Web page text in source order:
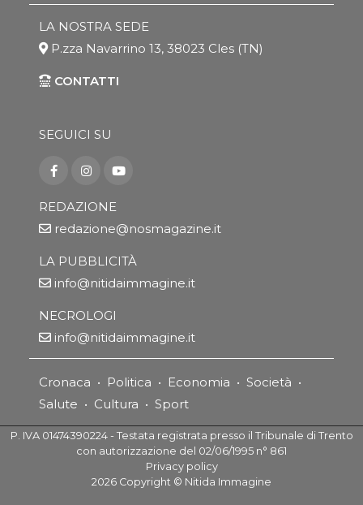
LA NOSTRA SEDE
P.zza Navarrino 13, 38023 Cles (TN)
CONTATTI
SEGUICI SU
REDAZIONE
redazione@nosmagazine.it
LA PUBBLICITÀ
info@nitidaimmagine.it
NECROLOGI
info@nitidaimmagine.it
Cronaca • Politica • Economia • Società •
Salute • Cultura • Sport
P. IVA 01474390224 - Testata registrata presso il Tribunale di Trento
con autorizzazione del 02/06/1995 n° 861
Privacy policy
2026 Copyright © Nitida Immagine